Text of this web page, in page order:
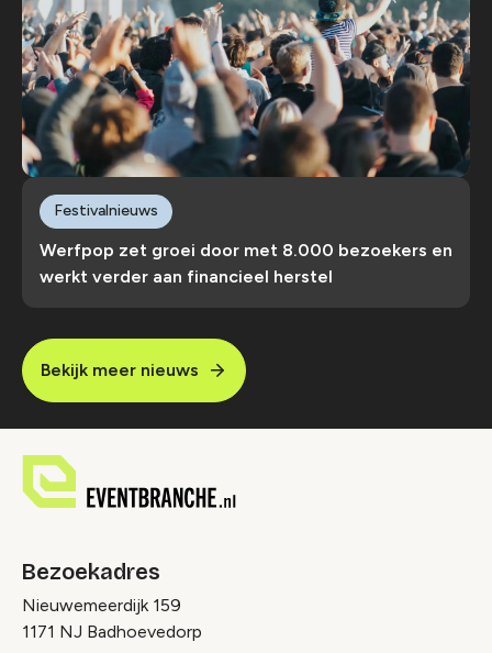
Werfpop zet groei door met 8.000 bezoekers en
werkt verder aan financieel herstel
Festivalnieuws
Bekijk meer nieuws
Bezoekadres
Nieuwemeerdijk 159
1171 NJ Badhoevedorp